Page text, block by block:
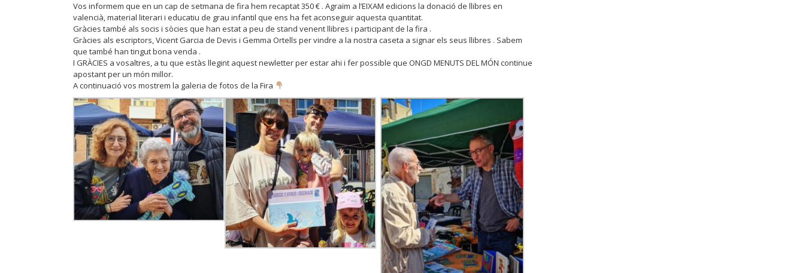
Vos informem que en un cap de setmana de fira hem recaptat 350 € . Agraïm a l’EIXAM edicions la donació de llibres en
valencià, material literari i educatiu de grau infantil que ens ha fet aconseguir aquesta quantitat.
Gràcies també als socis i sòcies que han estat a peu de stand venent llibres i participant de la fira .
Gràcies als escriptors, Vicent Garcia de Devis i Gemma Ortells per vindre a la nostra caseta a signar els seus llibres . Sabem
que també han tingut bona venda .
I GRÀCIES a vosaltres, a tu que estàs llegint aquest newletter per estar ahi i fer possible que ONGD MENUTS DEL MÓN continue
apostant per un món millor.
A continuació vos mostrem la galeria de fotos de la Fira